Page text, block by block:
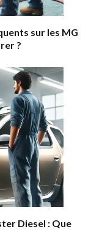
sur les MG
?
Diesel : Que